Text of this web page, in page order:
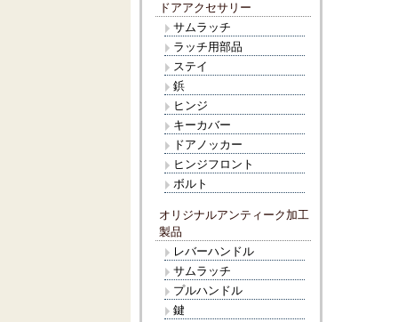
ドアアクセサリー
サムラッチ
ラッチ用部品
ステイ
鋲
ヒンジ
キーカバー
ドアノッカー
ヒンジフロント
ボルト
オリジナルアンティーク加工
製品
レバーハンドル
サムラッチ
プルハンドル
鍵